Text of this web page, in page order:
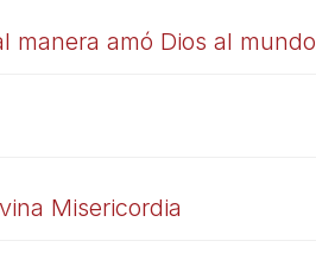
manera amó Dios al mundo
Misericordia